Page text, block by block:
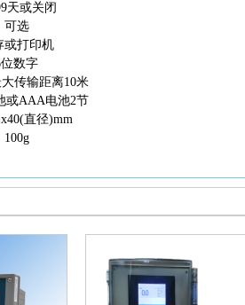
天或关闭
可选
或打印机
数字
传输距离10米
或AAA电池2节
直径)mm
100g